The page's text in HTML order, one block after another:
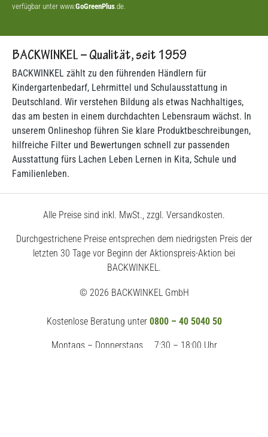
verfügbar unter www.GoGreenPlus .de.
BACKWINKEL – Qualität, seit 1959
BACKWINKEL zählt zu den führenden Händlern für
Kindergartenbedarf, Lehrmittel und Schulausstattung in
Deutschland. Wir verstehen Bildung als etwas Nachhaltiges,
das am besten in einem durchdachten Lebensraum wächst. In
unserem Onlineshop führen Sie klare Produktbeschreibungen,
hilfreiche Filter und Bewertungen schnell zur passenden
Ausstattung fürs Lachen Leben Lernen in Kita, Schule und
Familienleben.
Alle Preise sind inkl. MwSt., zzgl. Versandkosten.
Durchgestrichene Preise entsprechen dem niedrigsten Preis der
letzten 30 Tage vor Beginn der Aktionspreis-Aktion bei
BACKWINKEL.
© 2026 BACKWINKEL GmbH
Kostenlose Beratung unter 0800 – 40 5040 50
Montags – Donnerstags
7:30 – 18:00 Uhr